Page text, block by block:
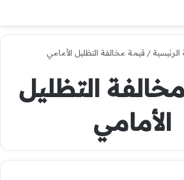
/ قيمة مخالفة التظليل الأمامي
التظليل
الأمامي